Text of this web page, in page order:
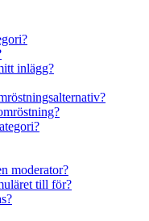
inlägg?
moderator?
till för?